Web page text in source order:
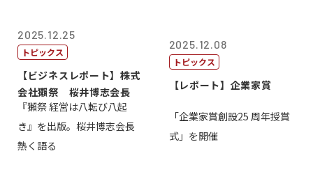
2025.12.25
トピックス
【ビジネスレポート】株式
会社獺祭 桜井博志会長
『獺祭 経営は八転び八起
き』を出版。桜井博志会長
熱く語る
2025.12.08
トピックス
【レポート】企業家賞
「企業家賞創設25 周年授賞
式」を開催